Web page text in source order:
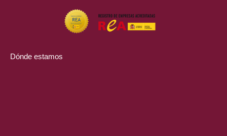
Dónde estamos